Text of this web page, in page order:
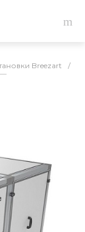
Breezart /